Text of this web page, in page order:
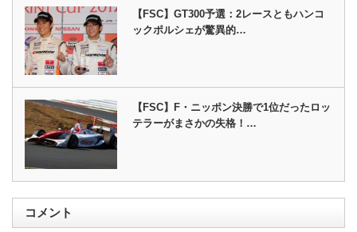
【FSC】GT300予選：2レースともハンコ
ックポルシェが驚異的…
【FSC】F・ニッポン決勝で1位だったロッ
テラーがまさかの失格！…
コメント